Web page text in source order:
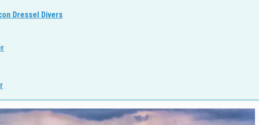
Dressel Divers